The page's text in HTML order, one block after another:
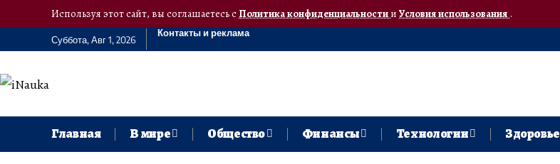
Используя этот сайт, вы соглашаетесь сПолитика конфиденциальностии Условия использования.
Суббота, Авг 1, 2026
Контакты и реклама
Главная В мире Общество Финансы Технологии Здоровье